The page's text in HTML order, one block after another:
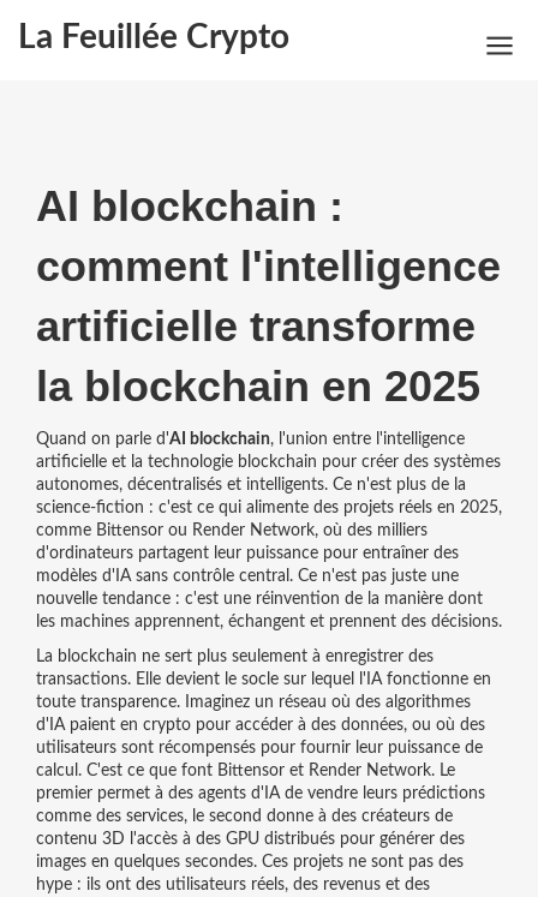
La Feuillée Crypto
AI blockchain :
comment l'intelligence
artificielle transforme
la blockchain en 2025
Quand on parle d'AI blockchain, l'union entre l'intelligence
artificielle et la technologie blockchain pour créer des systèmes
autonomes, décentralisés et intelligents. Ce n'est plus de la
science-fiction : c'est ce qui alimente des projets réels en 2025,
comme Bittensorou Render Network, où des milliers
d'ordinateurs partagent leur puissance pour entraîner des
modèles d'IA sans contrôle central.Ce n'est pas juste une
nouvelle tendance : c'est une réinvention de la manière dont
les machines apprennent, échangent et prennent des décisions.
La blockchain ne sert plus seulement à enregistrer des
transactions. Elle devient le socle sur lequel l'IA fonctionne en
toute transparence. Imaginez un réseau où des algorithmes
d'IA paient en crypto pour accéder à des données, ou où des
utilisateurs sont récompensés pour fournir leur puissance de
calcul. C'est ce que font Bittensoret Render Network. Le
premier permet à des agents d'IA de vendre leurs prédictions
comme des services, le second donne à des créateurs de
contenu 3D l'accès à des GPU distribués pour générer des
images en quelques secondes. Ces projets ne sont pas des
hype : ils ont des utilisateurs réels, des revenus et des